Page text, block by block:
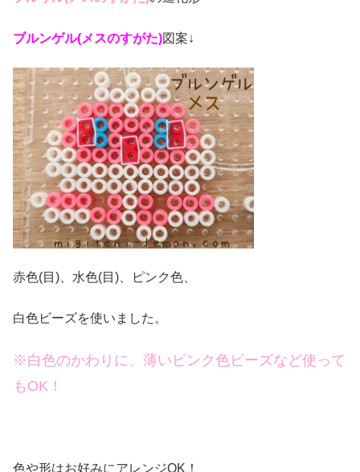
ブルンゲル(メスのすがた)図案↓
赤色(目)、水色(目)、ピンク色、
白色ビーズを使いました。
※白色のかわりに、薄いピンク色ビーズなど使って
もOK！
色や形はお好みにアレンジOK！